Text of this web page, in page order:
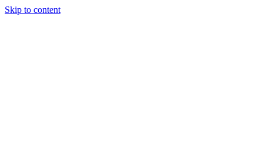
Skip to content